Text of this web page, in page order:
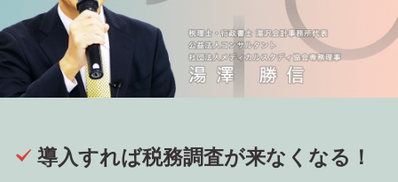
導入すれば税務調査が来なくなる！